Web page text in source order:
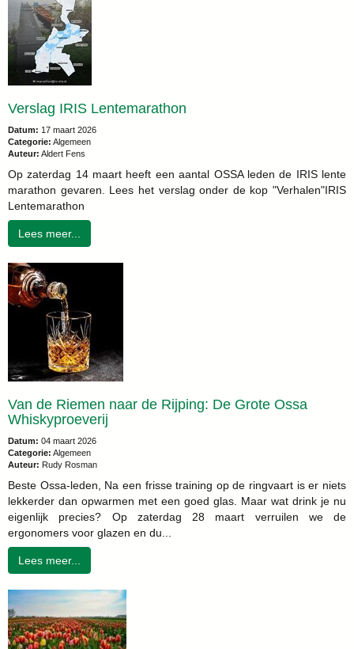
Verslag IRIS Lentemarathon
Datum: 17 maart 2026
Categorie: Algemeen
Auteur: Aldert Fens
Op zaterdag 14 maart heeft een aantal OSSA leden de IRIS lente
marathon gevaren. Lees het verslag onder de kop "Verhalen"IRIS
Lentemarathon
Lees meer...
Van de Riemen naar de Rijping: De Grote Ossa
Whiskyproeverij
Datum: 04 maart 2026
Categorie: Algemeen
Auteur: Rudy Rosman
Beste Ossa-leden, Na een frisse training op de ringvaart is er niets
lekkerder dan opwarmen met een goed glas. Maar wat drink je nu
eigenlijk precies? Op zaterdag 28 maart verruilen we de
ergonomers voor glazen en du...
Lees meer...